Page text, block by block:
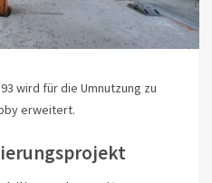
wird für die Umnutzung zu
erweitert.